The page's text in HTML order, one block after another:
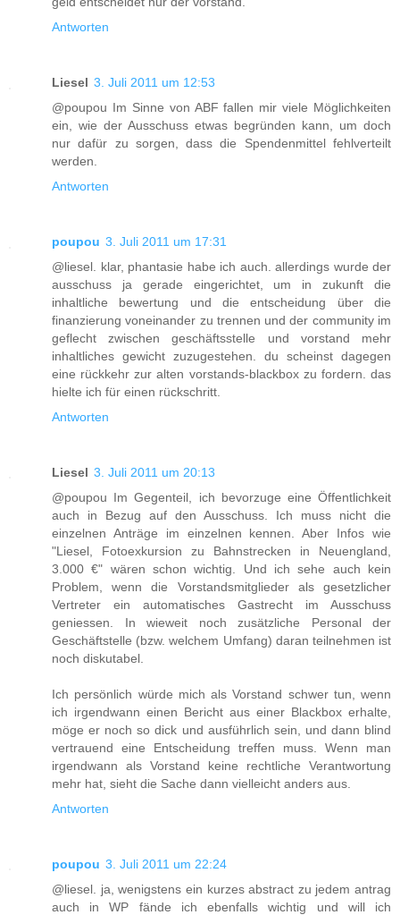
Antworten
Liesel 3. Juli 2011 um 12:53
@poupou Im Sinne von ABF fallen mir viele Möglichkeiten
ein, wie der Ausschuss etwas begründen kann, um doch
nur dafür zu sorgen, dass die Spendenmittel fehlverteilt
werden.
Antworten
poupou 3. Juli 2011 um 17:31
@liesel. klar, phantasie habe ich auch. allerdings wurde der
ausschuss ja gerade eingerichtet, um in zukunft die
inhaltliche bewertung und die entscheidung über die
finanzierung voneinander zu trennen und der community im
geflecht zwischen geschäftsstelle und vorstand mehr
inhaltliches gewicht zuzugestehen. du scheinst dagegen
eine rückkehr zur alten vorstands-blackbox zu fordern. das
hielte ich für einen rückschritt.
Antworten
Liesel 3. Juli 2011 um 20:13
@poupou Im Gegenteil, ich bevorzuge eine Öffentlichkeit
auch in Bezug auf den Ausschuss. Ich muss nicht die
einzelnen Anträge im einzelnen kennen. Aber Infos wie
"Liesel, Fotoexkursion zu Bahnstrecken in Neuengland,
3.000 €" wären schon wichtig. Und ich sehe auch kein
Problem, wenn die Vorstandsmitglieder als gesetzlicher
Vertreter ein automatisches Gastrecht im Ausschuss
geniessen. In wieweit noch zusätzliche Personal der
Geschäftstelle (bzw. welchem Umfang) daran teilnehmen ist
noch diskutabel.
Ich persönlich würde mich als Vorstand schwer tun, wenn
ich irgendwann einen Bericht aus einer Blackbox erhalte,
möge er noch so dick und ausführlich sein, und dann blind
vertrauend eine Entscheidung treffen muss. Wenn man
irgendwann als Vorstand keine rechtliche Verantwortung
mehr hat, sieht die Sache dann vielleicht anders aus.
Antworten
poupou 3. Juli 2011 um 22:24
@liesel. ja, wenigstens ein kurzes abstract zu jedem antrag
auch in WP fände ich ebenfalls wichtig und will ich